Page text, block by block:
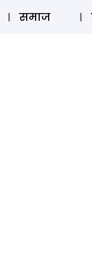
लॉग इन
समाज